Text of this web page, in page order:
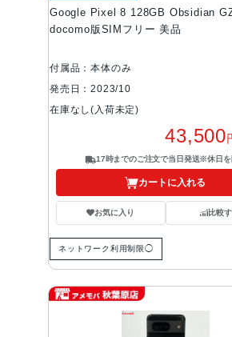
Google Pixel 8 128GB Obsidian
docomo版SIMフリー 美品
付属品：本体のみ
発売日：2023/10
在庫なし(入荷未定)
43,500
17時までのご注文で当日発送※休日を
カートに入れる
お気に入り 比較
ネットワーク利用制限◯